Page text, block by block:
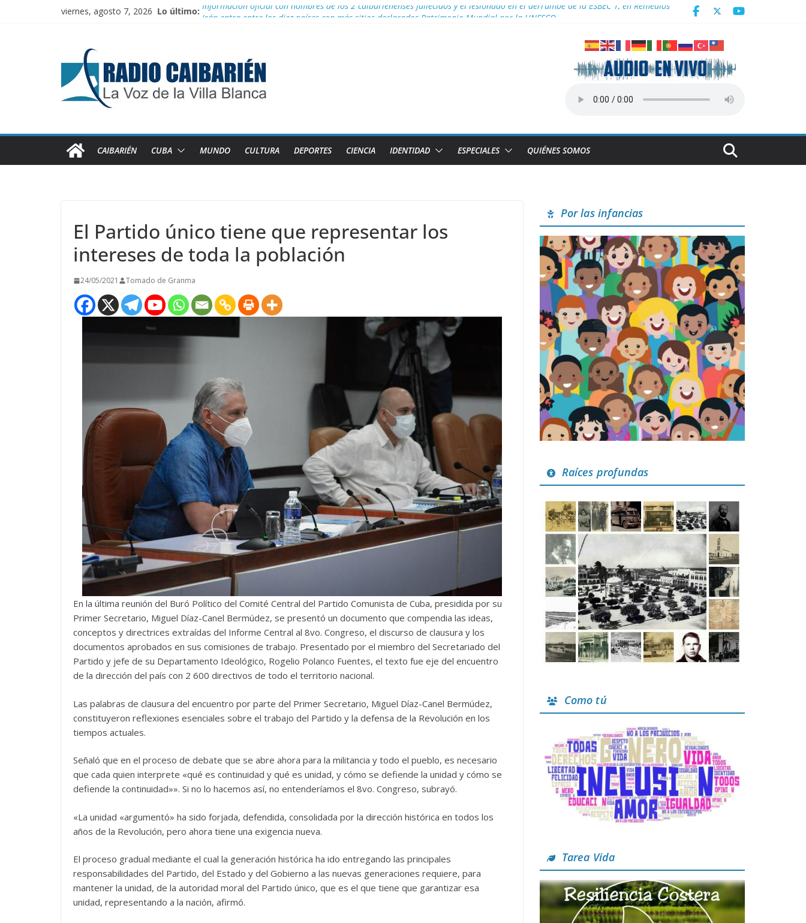
viernes, agosto 7, 2026 Lo último: Información oficial con nombres de los 2 caibarienenses fallecidos y el lesionado en el derrumbe de la ESBEC 1, en Remedios
Buenos resultados para Lizandra Puentes Pérez en el pentatlón moderno de los Juegos Centroamericanos
Transporte: Nuevas facilidades para importar vehículos e impulsar la movilidad eléctrica en Cuba
CAIBARIÉN CUBA MUNDO CULTURA DEPORTES CIENCIA IDENTIDAD ESPECIALES QUIÉNES SOMOS
El Partido único tiene que representar los
intereses de toda la población
24/05/2021 Tomado de Granma
En la última reunión del Buró Político del Comité Central del Partido Comunista de Cuba, presidida por su
Primer Secretario, Miguel Díaz-Canel Bermúdez, se presentó un documento que compendia las ideas,
conceptos y directrices extraídas del Informe Central al 8vo. Congreso, el discurso de clausura y los
documentos aprobados en sus comisiones de trabajo. Presentado por el miembro del Secretariado del
Partido y jefe de su Departamento Ideológico, Rogelio Polanco Fuentes, el texto fue eje del encuentro
de la dirección del país con 2 600 directivos de todo el territorio nacional.
Las palabras de clausura del encuentro por parte del Primer Secretario, Miguel Díaz-Canel Bermúdez,
constituyeron reflexiones esenciales sobre el trabajo del Partido y la defensa de la Revolución en los
tiempos actuales.
Señaló que en el proceso de debate que se abre ahora para la militancia y todo el pueblo, es necesario
que cada quien interprete «qué es continuidad y qué es unidad, y cómo se defiende la unidad y cómo se
defiende la continuidad»». Si no lo hacemos así, no entenderíamos el 8vo. Congreso, subrayó.
«La unidad «argumentó» ha sido forjada, defendida, consolidada por la dirección histórica en todos los
años de la Revolución, pero ahora tiene una exigencia nueva.
El proceso gradual mediante el cual la generación histórica ha ido entregando las principales
responsabilidades del Partido, del Estado y del Gobierno a las nuevas generaciones requiere, para
mantener la unidad, de la autoridad moral del Partido único, que es el que tiene que garantizar esa
unidad, representando a la nación, afirmó.
Por las infancias
Raíces profundas
Como tú
Tarea Vida